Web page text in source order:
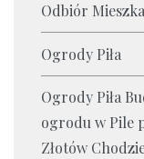
Odbiór
Ogrody Piła
Ogrody Piła
ogrodu w Pile
Złotów